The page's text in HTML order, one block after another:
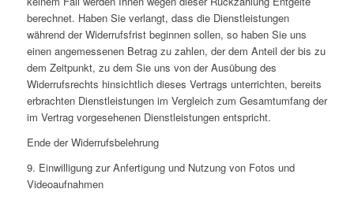
berechnet. Haben Sie verlangt, dass die Dienstleistungen
während der Widerrufsfrist beginnen sollen, so haben Sie uns
einen angemessenen Betrag zu zahlen, der dem Anteil der bis zu
dem Zeitpunkt, zu dem Sie uns von der Ausübung des
Widerrufsrechts hinsichtlich dieses Vertrags unterrichten, bereits
erbrachten Dienstleistungen im Vergleich zum Gesamtumfang der
im Vertrag vorgesehenen Dienstleistungen entspricht.
Ende der Widerrufsbelehrung
9. Einwilligung zur Anfertigung und Nutzung von Fotos und
Videoaufnahmen